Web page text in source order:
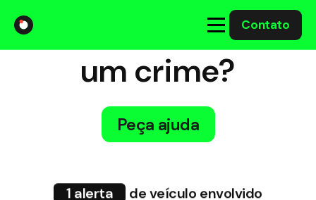
Contato
A Gabriel
Soluções
Integrações com o Governo
Casos Solucionados
Foi vítima de
um crime?
Peça ajuda
1 alerta
de veículo envolvido